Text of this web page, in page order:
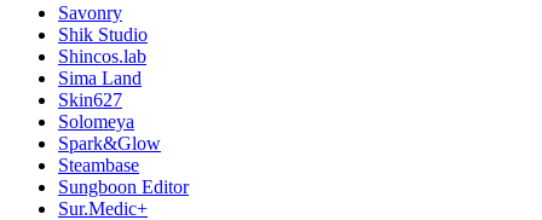
Savonry
Shik Studio
Shincos.lab
Sima Land
Skin627
Solomeya
Spark&Glow
Steambase
Sungboon Editor
Sur.Medic+